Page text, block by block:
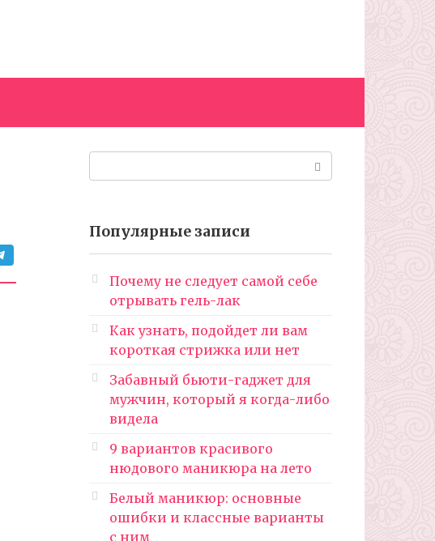
Популярные записи
Почему не следует самой себе
отрывать гель-лак
Как узнать, подойдет ли вам
короткая стрижка или нет
Забавный бьюти-гаджет для
мужчин, который я когда-либо
видела
9 вариантов красивого
нюдового маникюра на лето
Белый маникюр: основные
ошибки и классные варианты
с ним